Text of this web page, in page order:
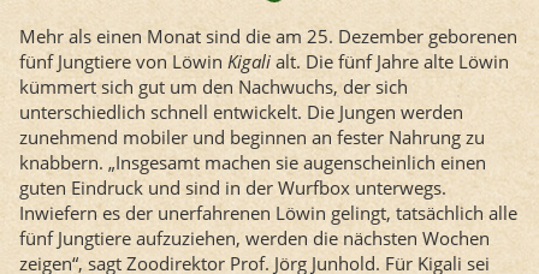
Mehr als einen Monat sind die am 25. Dezember geborenen
fünf Jungtiere von Löwin Kigali alt. Die fünf Jahre alte Löwin
kümmert sich gut um den Nachwuchs, der sich
unterschiedlich schnell entwickelt. Die Jungen werden
zunehmend mobiler und beginnen an fester Nahrung zu
knabbern. „Insgesamt machen sie augenscheinlich einen
guten Eindruck und sind in der Wurfbox unterwegs.
Inwiefern es der unerfahrenen Löwin gelingt, tatsächlich alle
fünf Jungtiere aufzuziehen, werden die nächsten Wochen
zeigen“, sagt Zoodirektor Prof. Jörg Junhold. Für Kigali sei